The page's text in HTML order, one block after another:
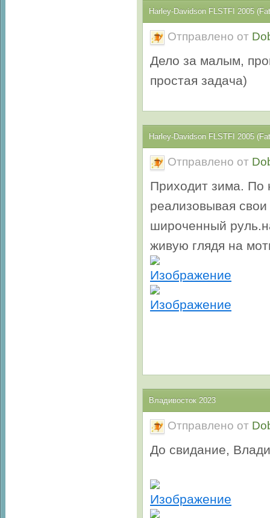
Harley-Davidson FLSTFI 2005
Отправлено от
Дело за малым,
простая задача)
Harley-Davidson FLSTFI 2005
Отправлено от
Приходит зима. По
реализовывая
широченный
живую глядя на
Владивосток 2023
Отправлено от
До свидание,